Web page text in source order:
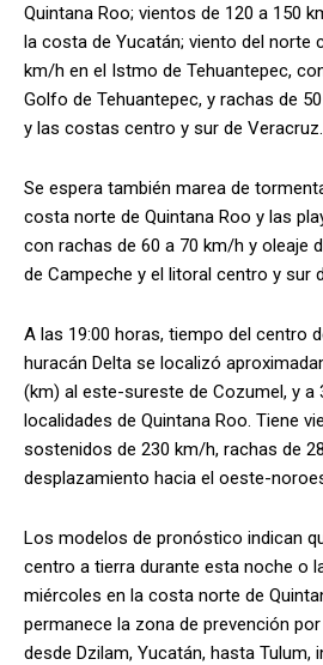
Quintana Roo; vientos de 120 a 150
la costa de Yucatán; viento del norte
km/h en el Istmo de Tehuantepec,
Golfo de Tehuantepec, y rachas de
y las costas centro y sur de Veracruz.
Se espera también marea de
costa norte de Quintana Roo y las
con rachas de 60 a 70 km/h y oleaje
de Campeche y el litoral centro y sur
A las 19:00 horas, tiempo del centro
huracán Delta se localizó
(km) al este-sureste de Cozumel, y a
localidades de Quintana Roo. Tiene
sostenidos de 230 km/h, rachas de
desplazamiento hacia el oeste-
Los modelos de pronóstico indican
centro a tierra durante esta noche o
miércoles en la costa norte de
permanece la zona de prevención
desde Dzilam, Yucatán, hasta Tulum,